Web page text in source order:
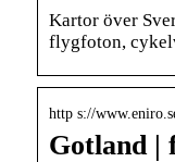
Kartor över
flygfoton,
http s://
Gotland |